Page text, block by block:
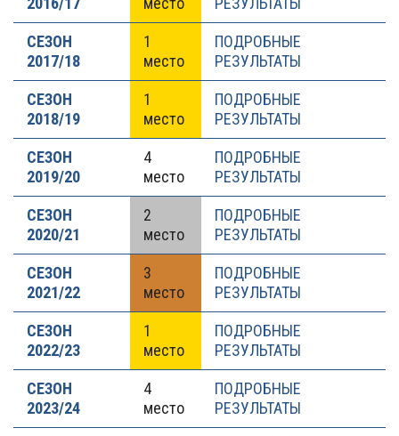
СЕЗОН
2017/18
1
место
ПОДРОБНЫЕ
РЕЗУЛЬТАТЫ
СЕЗОН
2018/19
1
место
ПОДРОБНЫЕ
РЕЗУЛЬТАТЫ
СЕЗОН
2019/20
4
место
ПОДРОБНЫЕ
РЕЗУЛЬТАТЫ
СЕЗОН
2020/21
2
место
ПОДРОБНЫЕ
РЕЗУЛЬТАТЫ
СЕЗОН
2021/22
3
место
ПОДРОБНЫЕ
РЕЗУЛЬТАТЫ
СЕЗОН
2022/23
1
место
ПОДРОБНЫЕ
РЕЗУЛЬТАТЫ
СЕЗОН
2023/24
4
место
ПОДРОБНЫЕ
РЕЗУЛЬТАТЫ